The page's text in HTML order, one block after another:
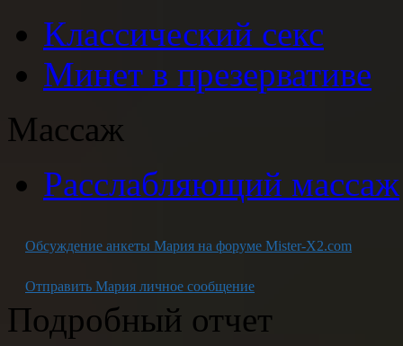
Классический секс
Минет в презервативе
Массаж
Расслабляющий массаж
Обсуждение анкеты Мария на форуме Mister-X2.com
Отправить Мария личное сообщение
Подробный отчет